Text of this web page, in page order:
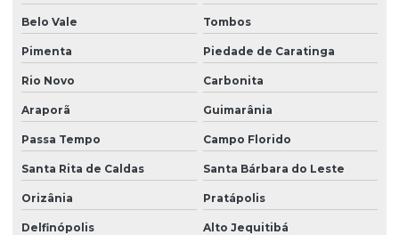
Belo Vale Tombos
Pimenta Piedade de Caratinga
Rio Novo Carbonita
Araporã Guimarânia
Passa Tempo Campo Florido
Santa Rita de Caldas Santa Bárbara do Leste
Orizânia Pratápolis
Delfinópolis Alto Jequitibá